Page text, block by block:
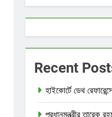
Recent
হাইকোর্টে ডেথ
প্রধানমন্ত্রীর তারেক